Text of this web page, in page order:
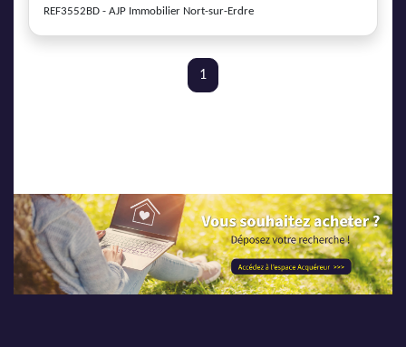
REF3552BD - AJP Immobilier Nort-sur-Erdre
1